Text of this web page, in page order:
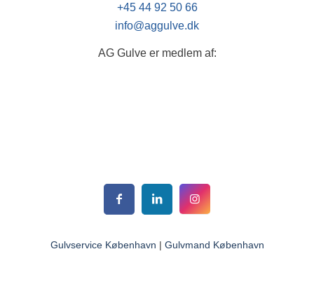
+45 44 92 50 66
info@aggulve.dk
AG Gulve er medlem af:
Gulvservice København | Gulvmand København